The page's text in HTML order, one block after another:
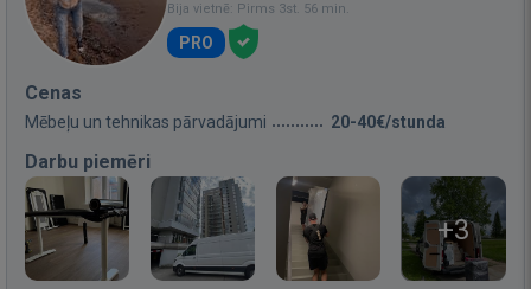
Bija vietnē: Pirms 3st. 56 min.
PRO
Cenas
Mēbeļu un tehnikas pārvadājumi 20-40€/stunda
Darbu piemēri
+3